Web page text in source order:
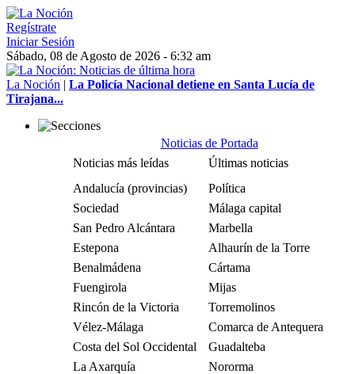
Regístrate
Iniciar Sesión
Sábado, 08 de Agosto de 2026 - 6:32 am
La Noción | La Policía Nacional detiene en Santa Lucía de
Tirajana...
Noticias de Portada
Noticias más leídas
Últimas noticias
Andalucía (provincias)
Política
Sociedad
Málaga capital
San Pedro Alcántara
Marbella
Estepona
Alhaurín de la Torre
Benalmádena
Cártama
Fuengirola
Mijas
Rincón de la Victoria
Torremolinos
Vélez-Málaga
Comarca de Antequera
Costa del Sol Occidental
Guadalteba
La Axarquía
Nororma